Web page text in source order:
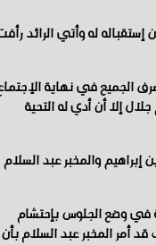
له وأتي الرائد
الجميع في نهاية
إلا أن أدي له التحية
والمخبر عبد السلام
في وضع الجلوس بإحتشام
أمر المخبر عبد السلام بأن